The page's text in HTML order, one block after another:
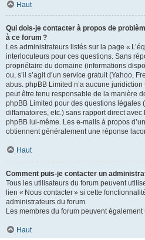
Haut
Qui dois-je contacter à propos de
à ce forum ?
Les administrateurs listés sur la page «
interlocuteurs pour ces questions. Sans
propriétaire du domaine (informations
ou, s’il s’agit d’un service gratuit (Yahoo,
abus. phpBB Limited n’a aucune juridiction
peut être tenu responsable de la manière
phpBB Limited pour des questions légales
diffamatoires, etc.) sans rapport direct
phpBB lui-même. Les e-mails à propos
obtiennent généralement une réponse
Haut
Comment puis-je contacter un
Tous les utilisateurs du forum peuvent
lien « Nous contacter » si cette
administrateurs du forum.
Les membres du forum peuvent également
Haut